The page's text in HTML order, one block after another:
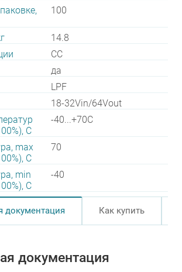
100
14.8
CC
да
LPF
18-32Vin/64Vout
C
-40...+70C
max
C
70
min
C
-40
документация Как купить
документация